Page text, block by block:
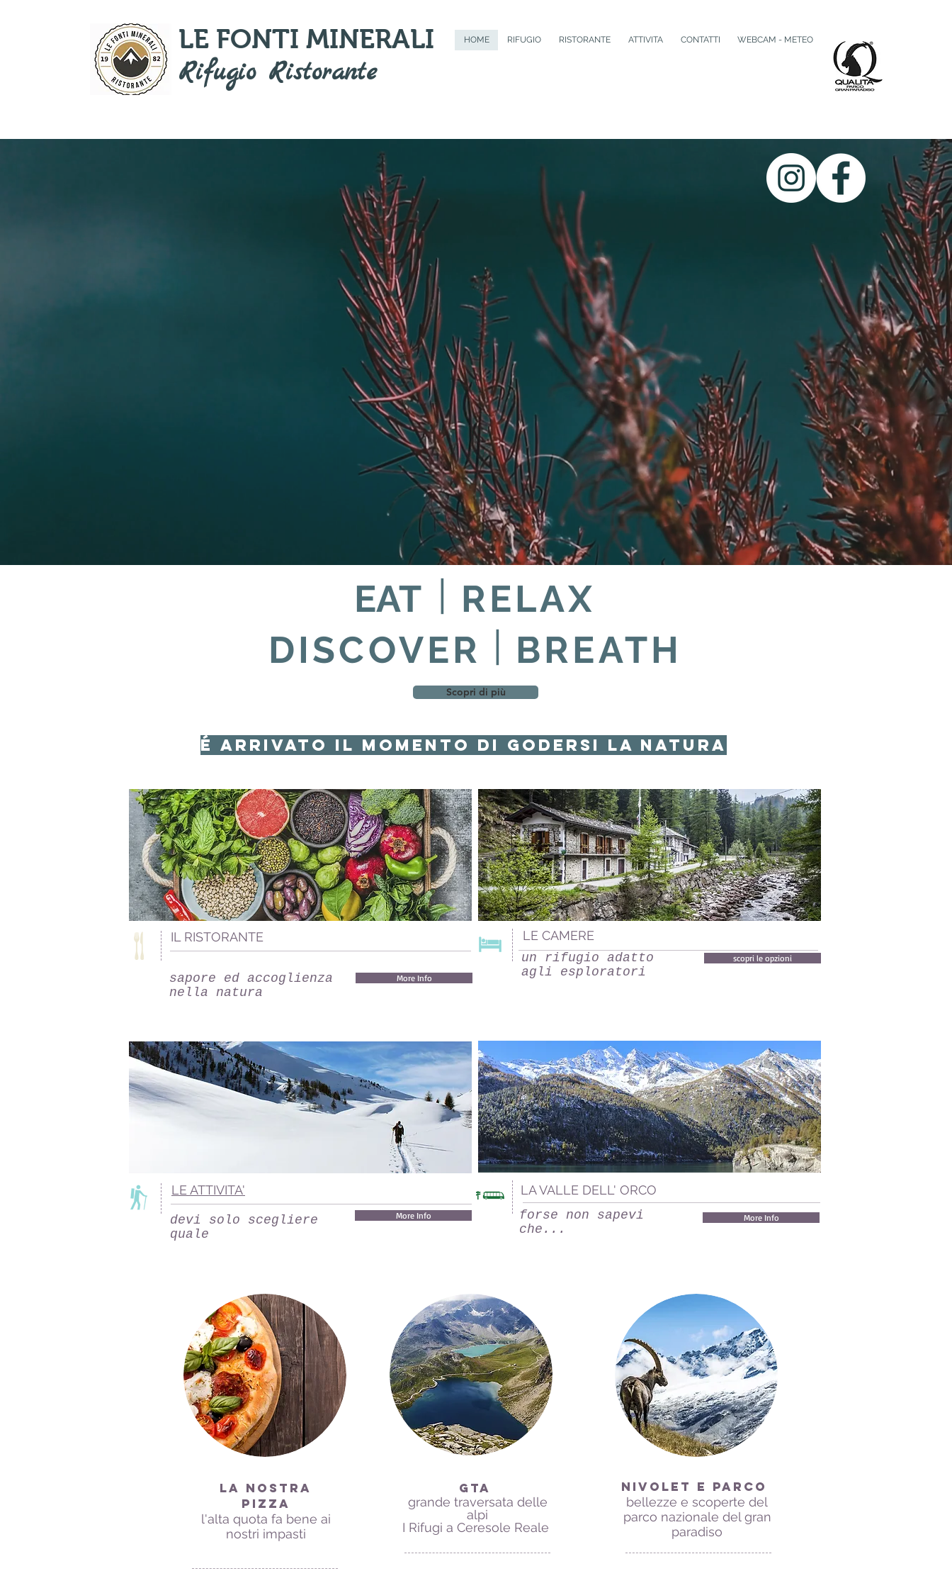
LE FONTI MINERALI
Rifugio Ristorante
HOME RIFUGIO RISTORANTE ATTIVITA CONTATTI WEBCAM - METEO
EAT
RELAX
DISCOVER
BREATH
Scopri di più
é arrivato il momento di godersi la natura
IL RISTORANTE
sapore ed accoglienza
nella natura
More Info
LE CAMERE
un rifugio adatto
agli esploratori
scopri le opzioni
LE ATTIVITA'
devi solo scegliere
quale
More Info
LA VALLE DELL' ORCO
forse non sapevi
che...
More Info
La nostra
Pizza
l'alta quota fa bene ai
nostri impasti
GTA ​
grande traversata delle
alpi
I Rifugi a Ceresole Reale
NIVOLET E PARCO
bellezze e scoperte del
parco nazionale del gran
paradiso